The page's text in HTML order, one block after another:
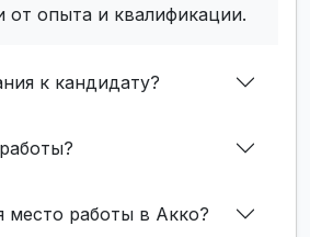
от опыта и квалификации.
к кандидату?
место работы в Акко?